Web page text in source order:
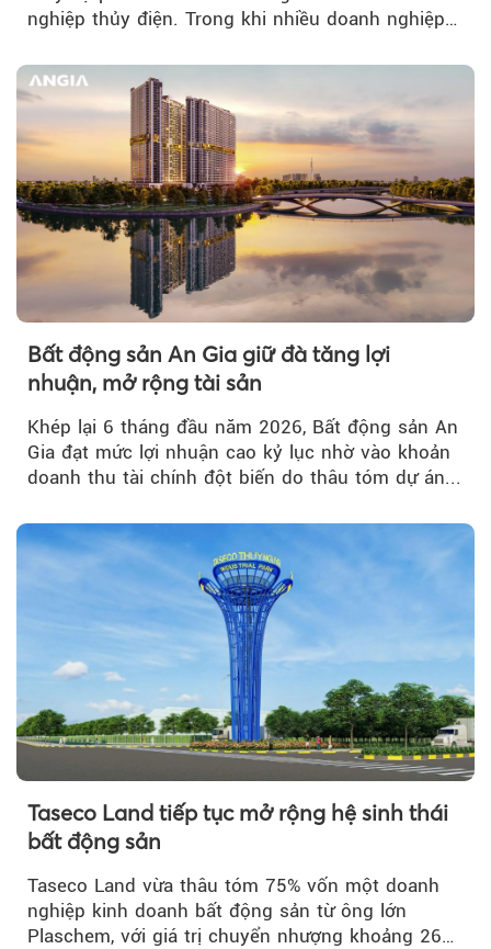
nghiệp thủy điện. Trong khi nhiều doanh nghiệp
Bất động sản An Gia giữ đà tăng lợi
nhuận, mở rộng tài sản
Khép lại 6 tháng đầu năm 2026, Bất động sản An
Gia đạt mức lợi nhuận cao kỷ lục nhờ vào khoản
doanh thu tài chính đột biến do thâu tóm dự án...
Taseco Land tiếp tục mở rộng hệ sinh thái
bất động sản
Taseco Land vừa thâu tóm 75% vốn một doanh
nghiệp kinh doanh bất động sản từ ông lớn
Plaschem, với giá trị chuyển nhượng khoảng 262